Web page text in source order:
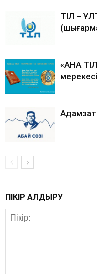
ТІЛ –
«АНА
ПІКІР ҚАЛДЫРУ